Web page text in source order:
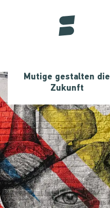
Mutige gestalten die
Zukunft